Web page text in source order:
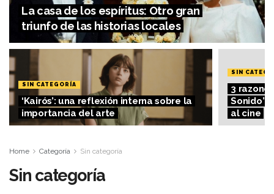
La casa de los espíritus: Otro gran
triunfo de las historias locales
SIN CATEGORÍA
‘Kairós’: una reflexión interna sobre la
importancia del arte
SIN
3
Sonido”
al cine
Home Categoría Sin categoría
Sin categoría